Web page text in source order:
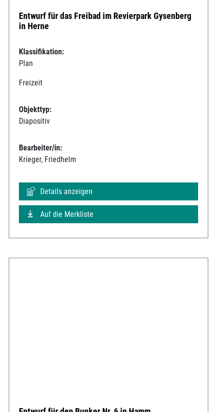
Entwurf für das Freibad im Revierpark Gysenberg
in Herne
Klassifikation:
Plan
Freizeit
Objekttyp:
Diapositiv
Bearbeiter/in:
Krieger, Friedhelm
Details anzeigen
Auf die Merkliste